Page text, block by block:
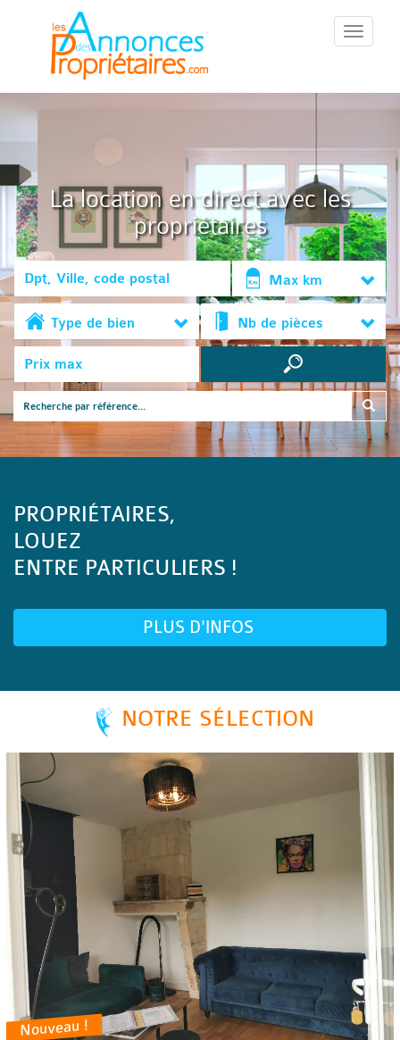
::Menu::
La location en direct avec les
propriétaires
Max km
Type de bien Nb de pièces
PROPRIÉTAIRES,
LOUEZ
ENTRE PARTICULIERS !
PLUS D'INFOS
NOTRE SÉLECTION
Nouveau !